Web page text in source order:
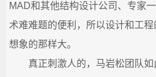
MAD和其他结构设计公司、专家
术难难题的便利，所以设计和工
想象的那样大。
真正刺激人的，马岩松团队如